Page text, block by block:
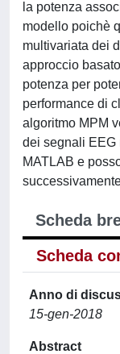
la potenza
modello poichè
multivariata dei
approccio
potenza per
performance di
algoritmo MPM
dei segnali EEG
MATLAB e
Scheda
Scheda
Anno di
15-gen-2018
Abstract